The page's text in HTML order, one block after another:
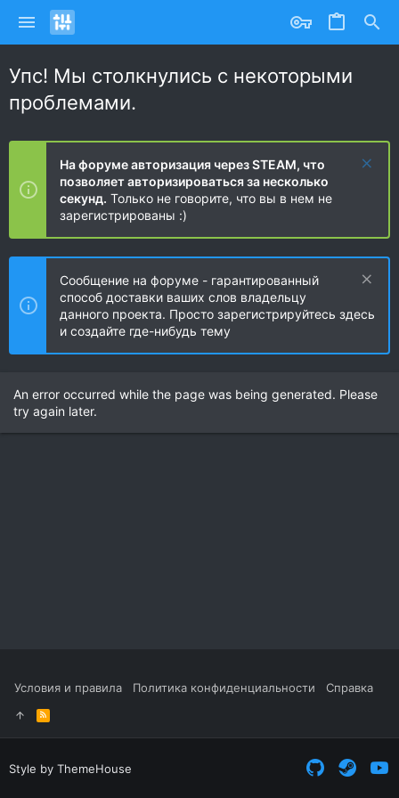
Упс! Мы столкнулись с некоторыми
проблемами.
На форуме авторизация через STEAM, что
позволяет авторизироваться за несколько
секунд. Только не говорите, что вы в нем не
зарегистрированы :)
Сообщение на форуме - гарантированный
способ доставки ваших слов владельцу
данного проекта. Просто зарегистрируйтесь здесь
и создайте где-нибудь тему
An error occurred while the page was being generated. Please
try again later.
Условия и правила Политика конфиденциальности Справка
R
S
S
Style by ThemeHouse